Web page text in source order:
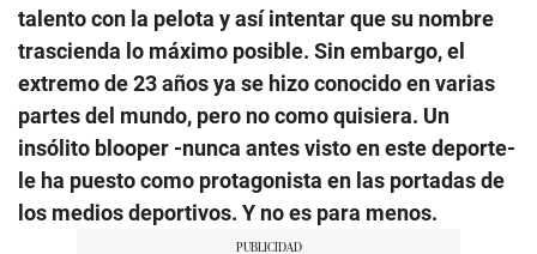
talento con la pelota y así intentar que su nombre
trascienda lo máximo posible. Sin embargo, el
extremo de 23 años ya se hizo conocido en varias
partes del mundo, pero no como quisiera. Un
insólito blooper -nunca antes visto en este deporte-
le ha puesto como protagonista en las portadas de
los medios deportivos. Y no es para menos.